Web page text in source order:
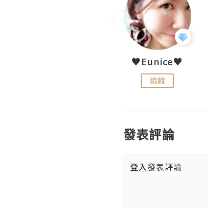
♥Eunice♥
追蹤
發表評論
登入發表評論